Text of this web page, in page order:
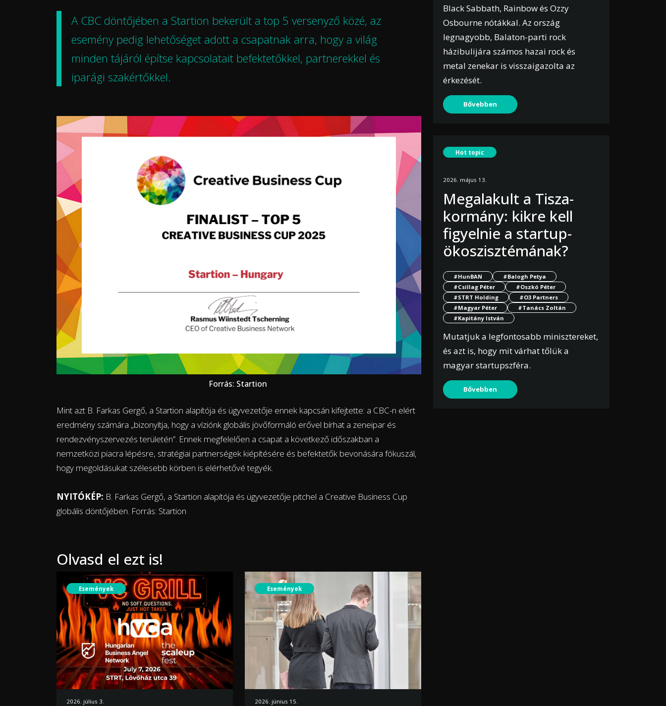
A CBC döntőjében a Startion bekerült a top 5 versenyző közé, az
esemény pedig lehetőséget adott a csapatnak arra, hogy a világ
minden tájáról építse kapcsolatait befektetőkkel, partnerekkel és
iparági szakértőkkel.
Forrás: Startion
Mint azt B. Farkas Gergő, a Startion alapítója és ügyvezetője ennek kapcsán kifejtette: a CBC-n elért
eredmény számára „bizonyítja, hogy a víziónk globális jövőformáló erővel bírhat a zeneipar és
rendezvényszervezés területén”. Ennek megfelelően a csapat a következő időszakban a
nemzetközi piacra lépésre, stratégiai partnerségek kiépítésére és befektetők bevonására fókuszál,
hogy megoldásukat szélesebb körben is elérhetővé tegyék.
NYITÓKÉP: B. Farkas Gergő, a Startion alapítója és ügyvezetője pitchel a Creative Business Cup
globális döntőjében. Forrás: Startion
Olvasd el ezt is!
Események
2026. július 3.
Események
2026. június 15.
Black Sabbath, Rainbow és Ozzy
Osbourne nótákkal. Az ország
legnagyobb, Balaton-parti rock
házibulijára számos hazai rock és
metal zenekar is visszaigazolta az
érkezését.
Bővebben
Hot topic
2026. május 13.
Megalakult a Tisza-
kormány: kikre kell
figyelnie a startup-
ökoszisztémának?
#HunBAN
#Balogh Petya
#Csillag Péter
#Oszkó Péter
#STRT Holding
#O3 Partners
#Magyar Péter
#Tanács Zoltán
#Kapitány István
Mutatjuk a legfontosabb minisztereket,
és azt is, hogy mit várhat tőlük a
magyar startupszféra.
Bővebben